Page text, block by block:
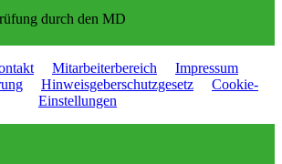
Mitarbeiterbereich
Impressum
Hinweisgeberschutzgesetz
Cookie-
Einstellungen